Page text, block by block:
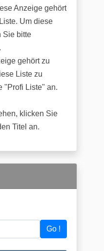
Anzeige gehört
Um diese
Sie bitte
gehört zu
Liste zu
"Profi Liste" an.
klicken Sie
Titel an.
Go !